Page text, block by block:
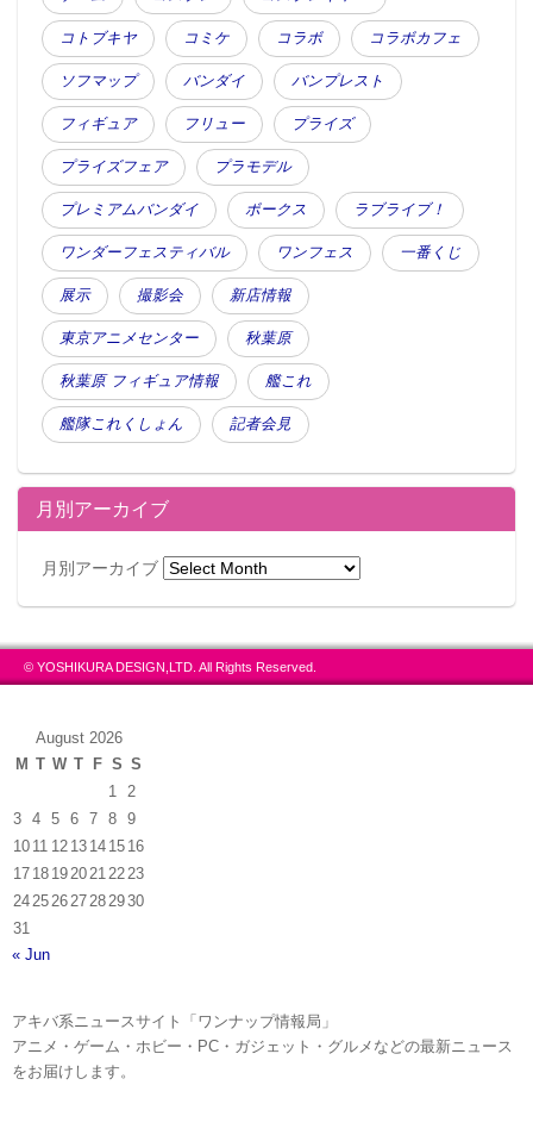
コトブキヤ コミケ コラボ コラボカフェ
ソフマップ バンダイ バンプレスト
フィギュア フリュー プライズ
プライズフェア プラモデル
プレミアムバンダイ ボークス ラブライブ！
ワンダーフェスティバル ワンフェス 一番くじ
展示 撮影会 新店情報
東京アニメセンター 秋葉原
秋葉原 フィギュア情報 艦これ
艦隊これくしょん 記者会見
月別アーカイブ
月別アーカイブ
© YOSHIKURA DESIGN,LTD. All Rights Reserved.
August 2026
M T W T F S S
1
2
3
4 5 6 7 8
9
10 11 12 13 14 15 16
17 18 1920212223
24252627282930
31
« Jun
アキバ系ニュースサイト「ワンナップ情報局」
アニメ・ゲーム・ホビー・PC・ガジェット・グルメなどの最新ニュース
をお届けします。